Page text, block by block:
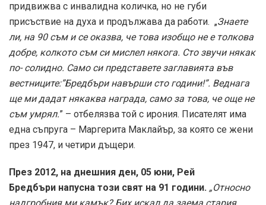
придвижва с инвалидна количка, но не губи
присъствие на духа и продължава да работи. „Знаете
ли, на 90 съм и се оказва, че това изобщо не е толкова
добре, колкото съм си мислел някога. Сто звучи някак
по- солидно. Само си представете заглавията във
вестниците:”Бредбъри навърши сто години!”. Веднага
ще ми дадат някаква награда, само за това, че още не
съм умрял.” – отбелязва той с ирония. Писателят има
една съпруга – Маргерита Маклайър, за която се жени
през 1947, и четири дъщери.
През 2012, на днешния ден, 05 юни, Рей
Бредбъри напусна този свят на 91 години. „Относно